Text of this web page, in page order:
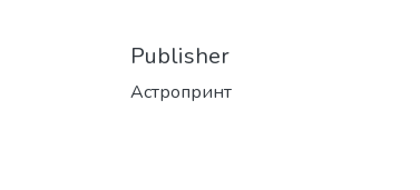
Publisher
Астропринт